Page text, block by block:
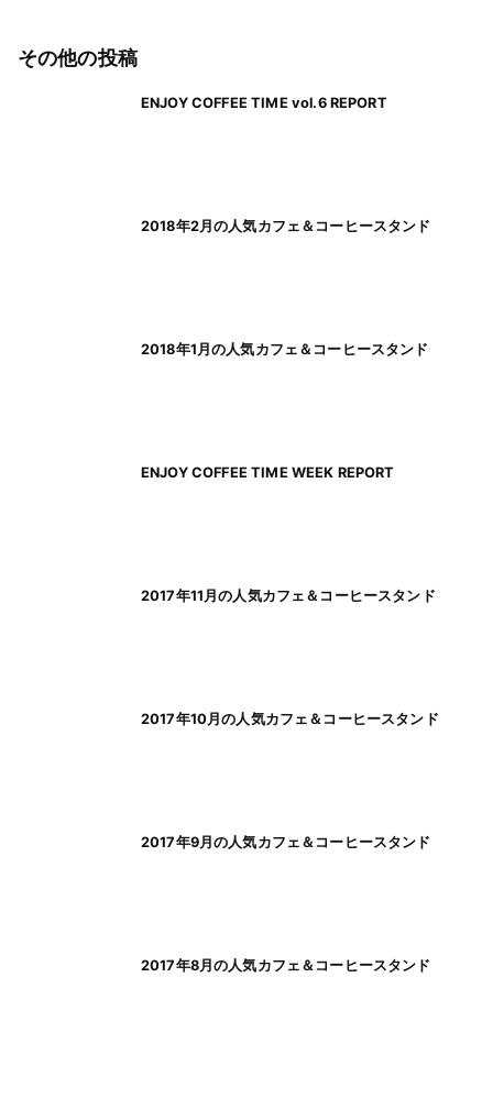
その他の投稿
ENJOY COFFEE TIME vol.6 REPORT
2018年2月の人気カフェ＆コーヒースタンド
2018年1月の人気カフェ＆コーヒースタンド
ENJOY COFFEE TIME WEEK REPORT
2017年11月の人気カフェ＆コーヒースタンド
2017年10月の人気カフェ＆コーヒースタンド
2017年9月の人気カフェ＆コーヒースタンド
2017年8月の人気カフェ＆コーヒースタンド